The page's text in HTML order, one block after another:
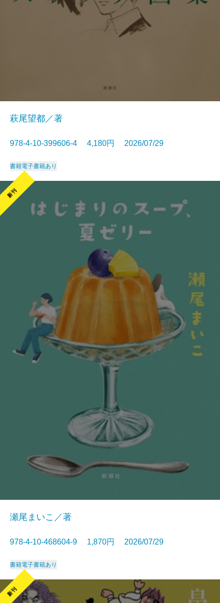
萩尾望都／著
978-4-10-399606-4 4,180円 2026/07/29
書籍電子書籍あり
新刊
瀬尾まいこ／著
978-4-10-468604-9 1,870円 2026/07/29
書籍電子書籍あり
新刊